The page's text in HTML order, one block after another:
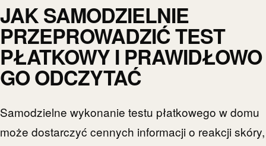
JAK SAMODZIELNIE
PRZEPROWADZIĆ TEST
PŁATKOWY I PRAWIDŁOWO
GO ODCZYTAĆ
Samodzielne wykonanie testu płatkowego w domu
może dostarczyć cennych informacji o reakcji skóry,